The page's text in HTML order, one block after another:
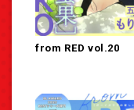
from RED vol.20